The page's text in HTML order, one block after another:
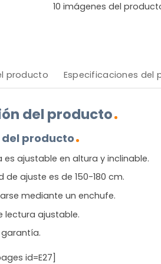
10 imágenes del
producto Especificaciones del
del producto
producto
es ajustable en altura y inclinable.
de ajuste es de 150-180 cm.
mediante un enchufe.
lectura ajustable.
id=E27]